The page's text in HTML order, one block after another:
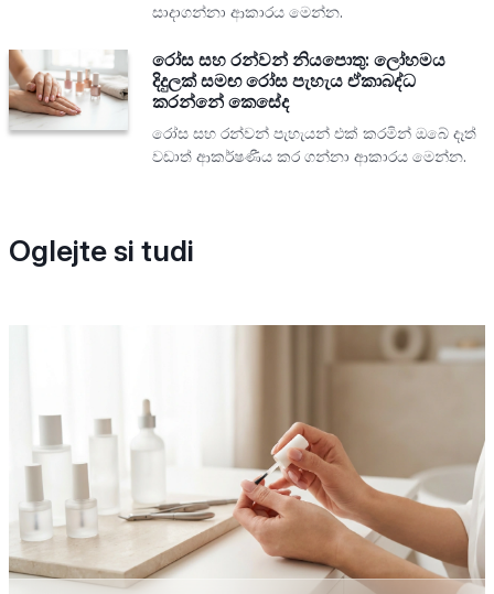
සාදාගන්නා ආකාරය මෙන්න.
රෝස සහ රන්වන් නියපොතු: ලෝහමය
දිදුලක් සමඟ රෝස පැහැය ඒකාබද්ධ
කරන්නේ කෙසේද
රෝස සහ රන්වන් පැහැයන් එක් කරමින් ඔබේ දෑත්
වඩාත් ආකර්ෂණීය කර ගන්නා ආකාරය මෙන්න.
Oglejte si tudi